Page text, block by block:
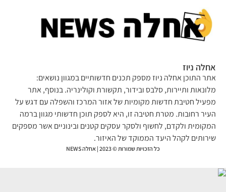
ניוז
התוכן אחלה ניוז מספק תכנים חדשותיים במגוון נושאים:
ותיירות, סלבס ובידור, תקשורת וקולינריה. בנוסף, אתר
חטיבת חדשות מקומיות של אזור המרכז והשפלה עם דגש על
רחובות. מטרת חטיבה זו, היא לספק תוכן חדשותי מגוון ברמה
ולקדם, לחשוף ולסקר עסקים קטנים ובינוניים אשר מספקים
לקהל היעד הממוקד של האיזור.
כל הזכויות שמורות © 2023 | אחלה NEWS